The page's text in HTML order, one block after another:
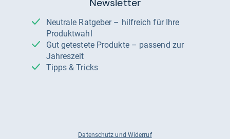
Neutrale Ratgeber – hilfreich für Ihre
Produktwahl
Gut getestete Produkte – passend zur
Jahreszeit
Tipps & Tricks
Datenschutz und Widerruf